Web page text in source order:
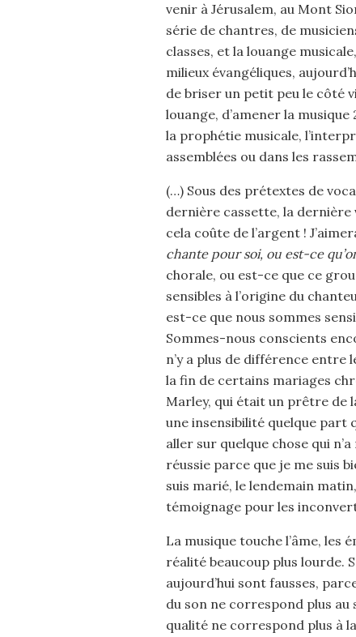
venir à Jérusalem, au Mont
série de chantres, de
classes, et la louange
milieux évangéliques,
de briser un petit peu le côté
louange, d’amener la
la prophétie musicale,
assemblées ou dans les
(…) Sous des prétextes de
dernière cassette, la
cela coûte de l’argent !
chante pour soi, ou est-ce
chorale, ou est-ce que ce
sensibles à l’origine du
est-ce que nous sommes
Sommes-nous conscients
n’y a plus de différence entre
la fin de certains mariages
Marley, qui était un prêtre de
une insensibilité quelque part
aller sur quelque chose qui
réussie parce que je me suis
suis marié, le lendemain
témoignage pour les
La musique touche l’âme, les
réalité beaucoup plus lourde.
aujourd’hui sont fausses,
du son ne correspond plus au
qualité ne correspond plus à